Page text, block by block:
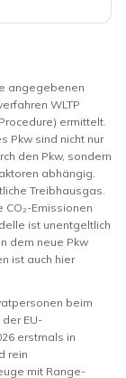
angegebenen
WLTP
ermittelt.
Pkw sind nicht nur
den Pkw, sondern
abhängig.
Treibhausgas.
Emissionen
ist unentgeltlich
dem neue Pkw
ist auch hier
beim
EU-
erstmals in
rein
mit Range-